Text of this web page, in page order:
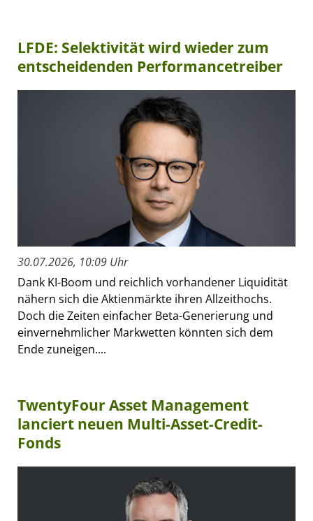
LFDE: Selektivität wird wieder zum
entscheidenden Performancetreiber
30.07.2026, 10:09 Uhr
Dank KI-Boom und reichlich vorhandener Liquidität
nähern sich die Aktienmärkte ihren Allzeithochs.
Doch die Zeiten einfacher Beta-Generierung und
einvernehmlicher Markwetten könnten sich dem
Ende zuneigen....
TwentyFour Asset Management
lanciert neuen Multi-Asset-Credit-
Fonds